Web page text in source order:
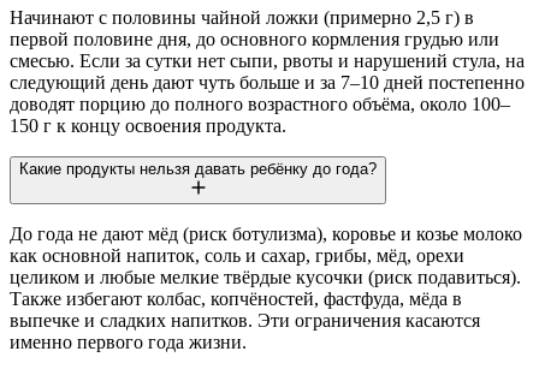
Начинают с половины чайной ложки (примерно 2,5 г) в
первой половине дня, до основного кормления грудью или
смесью. Если за сутки нет сыпи, рвоты и нарушений стула, на
следующий день дают чуть больше и за 7–10 дней постепенно
доводят порцию до полного возрастного объёма, около 100–
150 г к концу освоения продукта.
Какие продукты нельзя давать ребёнку до года?
До года не дают мёд (риск ботулизма), коровье и козье молоко
как основной напиток, соль и сахар, грибы, мёд, орехи
целиком и любые мелкие твёрдые кусочки (риск подавиться).
Также избегают колбас, копчёностей, фастфуда, мёда в
выпечке и сладких напитков. Эти ограничения касаются
именно первого года жизни.